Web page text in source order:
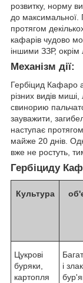
розвитку, норму
до максимальної.
протягом
кафарів чудово
іншими ЗЗР, окрім
Механізм дії:
Гербіцид Кафаро
різних видів
свинорию
зауважити,
наступає
майже 20 днів.
вже не ростуть,
Гербіциду
Культура
Цукрові
буряки,
картопля
і